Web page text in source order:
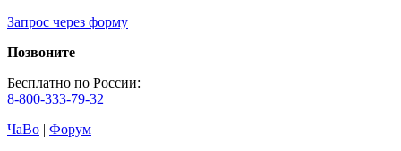
Запрос через форму
Позвоните
Бесплатно по России:
8-800-333-79-32
ЧаВо | Форум